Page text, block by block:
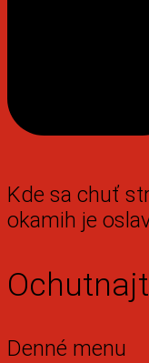
Kde sa chuť
okamih je
Denné menu